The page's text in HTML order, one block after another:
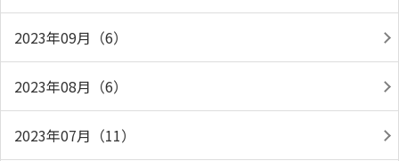
2023年09月（6）
2023年08月（6）
2023年07月（11）